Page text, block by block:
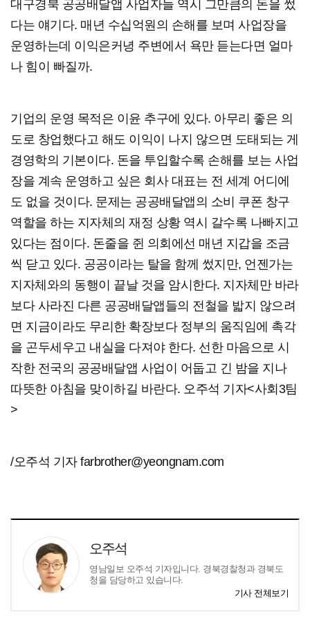
대구경북 공공배달앱 사업자들 역시 그만큼의 돈을 썼
다는 얘기다. 매년 수십억원의 손해를 보며 사업장을
운영하는데 이익은커녕 주변에서 욕만 듣는다면 얼마
나 힘이 빠질까.
기업의 운영 목적은 이윤 추구에 있다. 아무리 좋은 의
도로 창업했다고 해도 이익이 나지 않으면 도태되는 게
경영학의 기본이다. 돈을 투입할수록 손해를 보는 사업
장을 계속 운영하고 싶은 회사 대표는 전 세계 어디에
도 없을 것이다. 문제는 공공배달앱의 소비 쿠폰 창구
역할을 하는 지자체의 재정 상황 역시 갈수록 나빠지고
있다는 점이다. 돈줄을 쥔 의회에선 매년 지갑을 조금
씩 닫고 있다. 공공이라는 탈을 함께 썼지만, 언젠가는
지자체와의 동행이 끝날 것을 암시한다. 지자체만 바라
보다 사라진 다른 공공배달앱들의 전철을 밟지 않으려
면 지금이라도 무리한 확장보다 정부의 움직임에 촉각
을 곤두세우고 내실을 다져야 한다. 선한 마음으로 시
작한 전국의 공공배달앱 사업이 어둡고 긴 밤을 지나
따뜻한 아침을 맞이하길 바란다. 오주석 기자<사회3팀
>
/오주석 기자 farbrother@yeongnam.com
오주석
영남일보 오주석 기자입니다. 경북경찰청과 경북도
청을 담당하고 있습니다.
기사 전체보기